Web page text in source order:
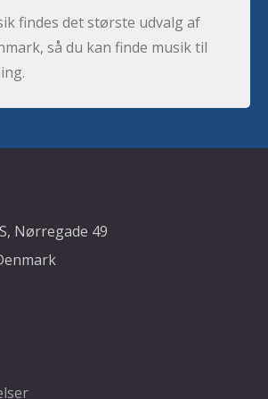
findes det største udvalg af
så du kan finde musik til
Nørregade 49